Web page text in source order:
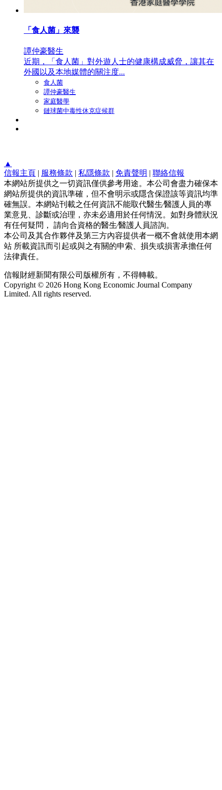
「食人菌」來襲
譚仲豪醫生
近期，「食人菌」對外遊人士的健康構成威脅，讓其在
外國以及本地媒體的關注度...
食人菌
譚仲豪醫生
家庭醫學
鏈球菌中毒性休克症候群
▲
信報主頁 | 服務條款 | 私隱條款 | 免責聲明 | 聯絡信報
本網站所提供之一切資訊僅供參考用途。本公司會盡力確保本
網站所提供的資訊準確，但不會明示或隱含保證該等資訊均準
確無誤。本網站刊載之任何資訊不能取代醫生∕醫護人員的專
業意見、診斷或治理，亦未必適用於任何情況。如對身體狀況
有任何疑問， 請向合資格的醫生∕醫護人員諮詢。
本公司及其合作夥伴及第三方內容提供者一概不會就使用本網
站 所載資訊而引起或與之有關的申索、損失或損害承擔任何
法律責任。
信報財經新聞有限公司版權所有，不得轉載。
Copyright © 2026 Hong Kong Economic Journal Company
Limited. All rights reserved.